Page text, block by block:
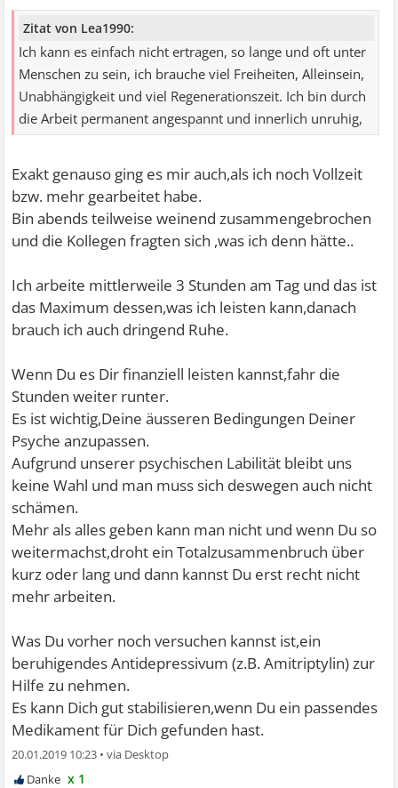
Zitat von Lea1990:
Ich kann es einfach nicht ertragen, so lange und oft unter
Menschen zu sein, ich brauche viel Freiheiten, Alleinsein,
Unabhängigkeit und viel Regenerationszeit. Ich bin durch
die Arbeit permanent angespannt und innerlich unruhig,
Exakt genauso ging es mir auch,als ich noch Vollzeit
bzw. mehr gearbeitet habe.
Bin abends teilweise weinend zusammengebrochen
und die Kollegen fragten sich ,was ich denn hätte..
Ich arbeite mittlerweile 3 Stunden am Tag und das ist
das Maximum dessen,was ich leisten kann,danach
brauch ich auch dringend Ruhe.
Wenn Du es Dir finanziell leisten kannst,fahr die
Stunden weiter runter.
Es ist wichtig,Deine äusseren Bedingungen Deiner
Psyche anzupassen.
Aufgrund unserer psychischen Labilität bleibt uns
keine Wahl und man muss sich deswegen auch nicht
schämen.
Mehr als alles geben kann man nicht und wenn Du so
weitermachst,droht ein Totalzusammenbruch über
kurz oder lang und dann kannst Du erst recht nicht
mehr arbeiten.
Was Du vorher noch versuchen kannst ist,ein
beruhigendes Antidepressivum (z.B. Amitriptylin) zur
Hilfe zu nehmen.
Es kann Dich gut stabilisieren,wenn Du ein passendes
Medikament für Dich gefunden hast.
20.01.2019 10:23 •
x 1